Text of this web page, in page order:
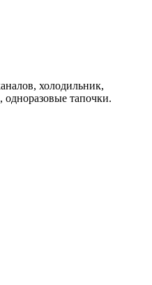
холодильник,
одноразовые тапочки.